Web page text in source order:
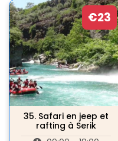
€23
35. Safari en jeep et
rafting à Serik